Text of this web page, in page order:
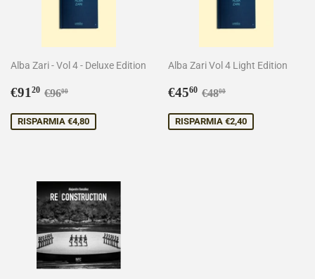
Alba Zari - Vol 4 - Deluxe Edition
Prezzo
€91 20 €91,20
Prezzo di listino
€9600
RISPARMIA €4,80
Alba Zari Vol 4 Light Edition
Prezzo
€4560 €45,60
Prezzo di listino
€4800
RISPARMIA €2,40